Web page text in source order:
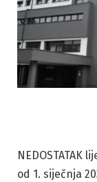
NEDOSTATAK
od 1. siječnja